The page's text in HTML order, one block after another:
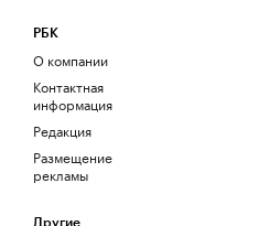
РБК
О компании
Контактная
информация
Редакция
Размещение
рекламы
Другие